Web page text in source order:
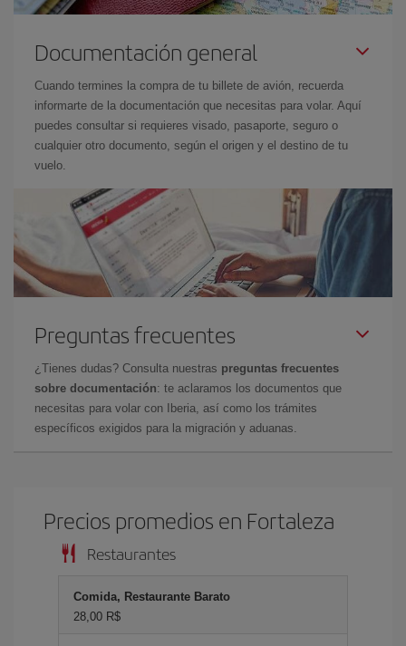
Documentación general
Cuando termines la compra de tu billete de avión, recuerda
informarte de la documentación que necesitas para volar. Aquí
puedes consultar si requieres visado, pasaporte, seguro o
cualquier otro documento, según el origen y el destino de tu
vuelo.
Preguntas frecuentes
¿Tienes dudas? Consulta nuestras preguntas frecuentes
sobre documentación: te aclaramos los documentos que
necesitas para volar con Iberia, así como los trámites
específicos exigidos para la migración y aduanas.
Precios promedios en Fortaleza
Restaurantes
Comida, Restaurante Barato
28,00 R$